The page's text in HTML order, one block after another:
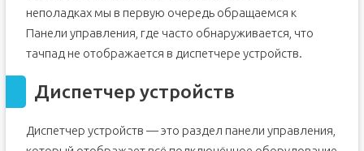
неполадках мы в первую очередь обращаемся к
Панели управления, где часто обнаруживается, что
тачпад не отображается в диспетчере устройств.
Диспетчер устройств
Диспетчер устройств — это раздел панели управления,